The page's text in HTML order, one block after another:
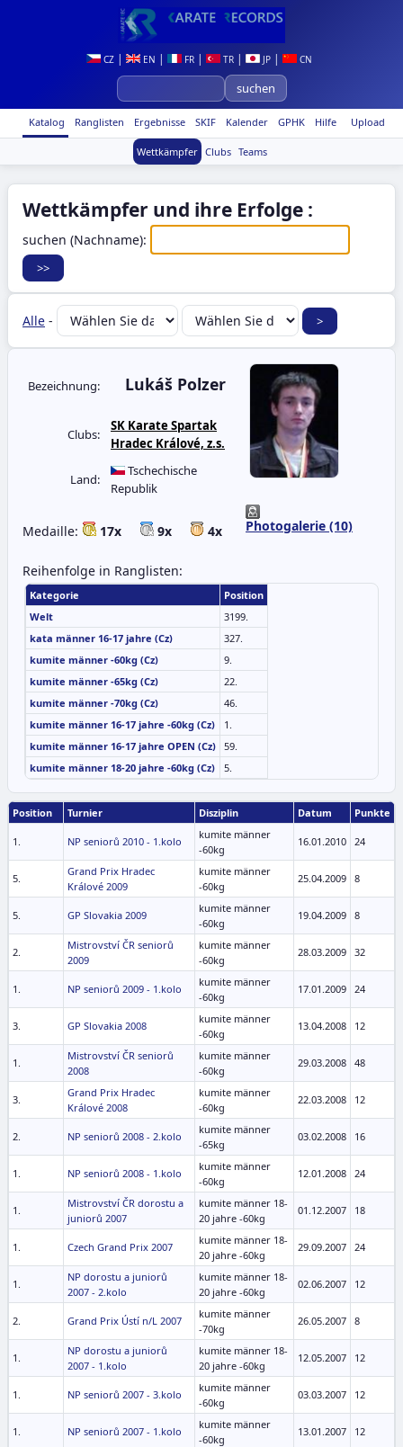
CZ| EN | FR| TR| JP| CN
Upload
Katalog Ranglisten Ergebnisse SKIF Kalender GPHK Hilfe
Wettkämpfer Clubs Teams
Wettkämpfer und ihre Erfolge :
suchen (Nachname):
Alle -
Photogalerie (10)
Bezeichnung: Lukáš Polzer
Clubs:
SK Karate Spartak
Hradec Králové, z.s.
Land:
Tschechische
Republik
Medaille: 17x 9x 4x
Reihenfolge in Ranglisten:
Kategorie
Position
Welt
3199.
kata männer 16-17 jahre (Cz)
327.
kumite männer -60kg (Cz)
9.
kumite männer -65kg (Cz)
22.
kumite männer -70kg (Cz)
46.
kumite männer 16-17 jahre -60kg (Cz)
1.
kumite männer 16-17 jahre OPEN (Cz) 59.
kumite männer 18-20 jahre -60kg (Cz)
5.
Position Turnier Disziplin Datum Punkte
1. NP seniorů 2010 - 1.kolo
kumite männer
-60kg
16.01.2010 24
5.
Grand Prix Hradec
Králové 2009
kumite männer
-60kg
25.04.2009 8
5. GP Slovakia 2009
kumite männer
-60kg
19.04.2009 8
2.
Mistrovství ČR seniorů
2009
kumite männer
-60kg
28.03.2009 32
1. NP seniorů 2009 - 1.kolo
kumite männer
-60kg
17.01.2009 24
3. GP Slovakia 2008
kumite männer
-60kg
13.04.2008 12
1.
Mistrovství ČR seniorů
2008
kumite männer
-60kg
29.03.2008 48
3.
Grand Prix Hradec
Králové 2008
kumite männer
-60kg
22.03.2008 12
2. NP seniorů 2008 - 2.kolo
kumite männer
-65kg
03.02.2008 16
1. NP seniorů 2008 - 1.kolo
kumite männer
-60kg
12.01.2008 24
1.
Mistrovství ČR dorostu a
juniorů 2007
kumite männer 18-
20 jahre -60kg
01.12.2007 18
1. Czech Grand Prix 2007
kumite männer 18-
20 jahre -60kg
29.09.2007 24
1.
NP dorostu a juniorů
2007 - 2.kolo
kumite männer 18-
20 jahre -60kg
02.06.2007 12
2. Grand Prix Ústí n/L 2007
kumite männer
-70kg
26.05.2007 8
1.
NP dorostu a juniorů
2007 - 1.kolo
kumite männer 18-
20 jahre -60kg
12.05.2007 12
1. NP seniorů 2007 - 3.kolo
kumite männer
-60kg
03.03.2007 12
1. NP seniorů 2007 - 1.kolo
kumite männer
-60kg
13.01.2007 12